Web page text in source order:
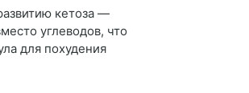
кетоза —
углеводов, что
для похудения